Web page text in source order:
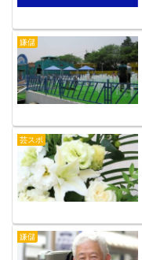
嫌儲
芸スポ
嫌儲